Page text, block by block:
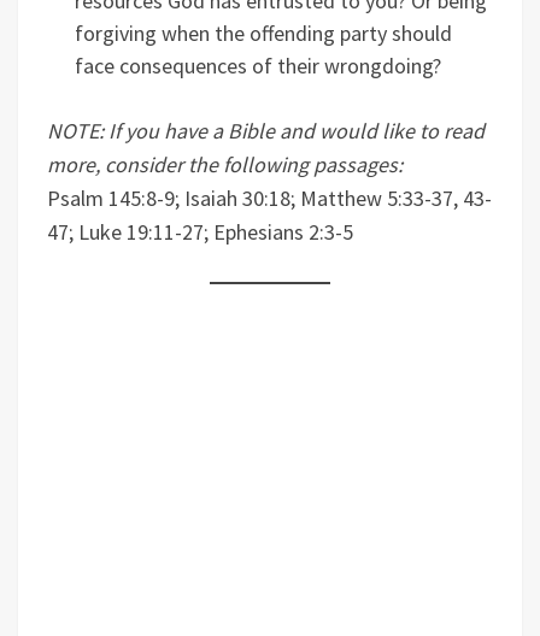
forgiving when the offending party should
face consequences of their wrongdoing?
NOTE: If you have a Bible and would like to read
more, consider the following passages:
Psalm 145:8-9; Isaiah 30:18; Matthew 5:33-37, 43-
47; Luke 19:11-27; Ephesians 2:3-5